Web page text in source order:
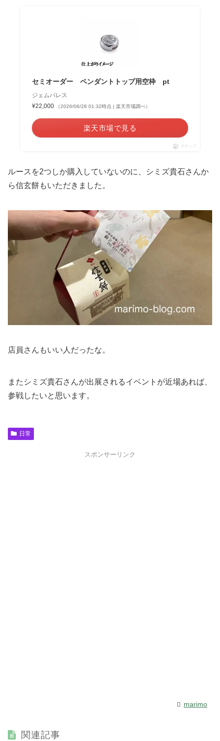
セミオーダー ペンダントトップ用空枠 pt
ジェムパレス
¥22,000
（2026/06/28 01:32時点 | 楽天市場調べ）
楽天市場で見る
ポチップ
ルースを2つしか購入していないのに、シミズ貴石さんか
ら信玄餅もいただきました。
店員さんもいい人だったな。
またシミズ貴石さんが出展されるイベントが近場あれば、
参戦したいと思います。
日常
スポンサーリンク
marimo
関連記事